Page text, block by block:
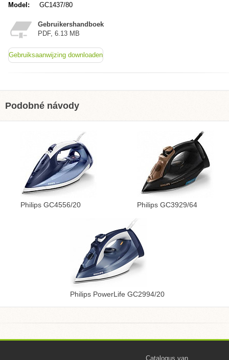
Model:
GC1437/80
Gebruikershandboek
PDF, 6.13 MB
Gebruiksaanwijzing downloaden
Podobné návody
Philips GC4556/20 Philips GC3929/64
Philips PowerLife GC2994/20
Catalogus van